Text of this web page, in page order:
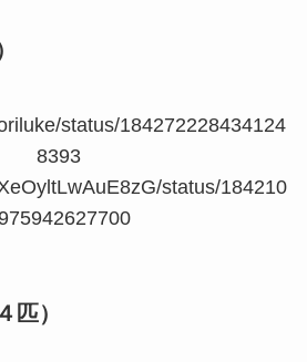
status/184272228434124
8393
status/184210
匹）